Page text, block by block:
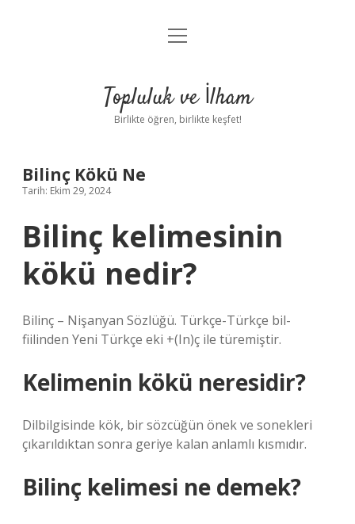
Anasayfa
Yasal Uyarı
menüyü
Topluluk ve İlham
Birlikte öğren, birlikte keşfet!
Bilinç Kökü Ne
Tarih: Ekim 29, 2024
Bilinç kelimesinin
kökü nedir?
Bilinç – Nişanyan Sözlüğü. Türkçe-Türkçe bil-
fiilinden Yeni Türkçe eki +(In)ç ile türemiştir.
Kelimenin kökü neresidir?
Dilbilgisinde kök, bir sözcüğün önek ve sonekleri
çıkarıldıktan sonra geriye kalan anlamlı kısmıdır.
Bilinç kelimesi ne demek?